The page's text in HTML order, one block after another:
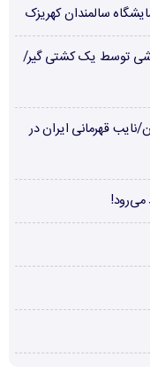
سالمندان کهریزک
توسط یک کشتی گیر/
نایب قهرمانی ایران در
می‌رود!